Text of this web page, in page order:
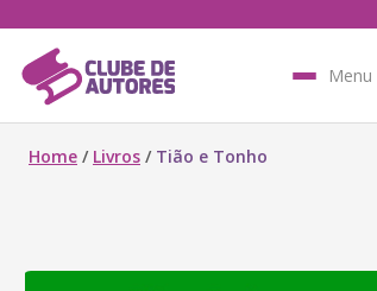
Menu
Home / Livros / Tião e Tonho